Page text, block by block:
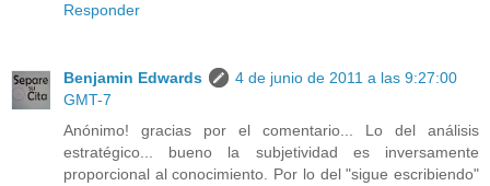
Responder
Benjamin Edwards
4 de junio de 2011 a las 9:27:00
GMT-7
Anónimo! gracias por el comentario... Lo del análisis
estratégico... bueno la subjetividad es inversamente
proporcional al conocimiento. Por lo del "sigue escribiendo"